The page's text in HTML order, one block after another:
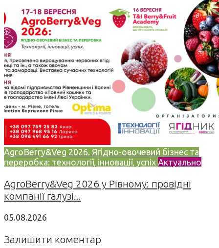
AgroBerry&Veg 2026. Ягідно-овочевий бізнес та
переробка: технології, інновації, успіх Актуально
AgroBerry&Veg 2026 у Рівному: провідні
компанії галузі...
05.08.2026
Залишити коментар